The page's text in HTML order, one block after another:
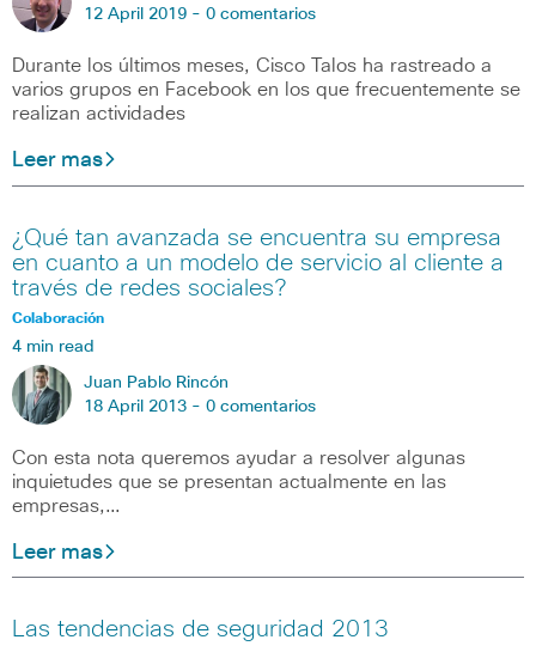
12 April 2019 - 0 comentarios
Durante los últimos meses, Cisco Talos ha rastreado a
varios grupos en Facebook en los que frecuentemente se
realizan actividades
Leer mas
¿Qué tan avanzada se encuentra su empresa
en cuanto a un modelo de servicio al cliente a
través de redes sociales?
Colaboración
4 min read
Juan Pablo Rincón
18 April 2013 - 0 comentarios
Con esta nota queremos ayudar a resolver algunas
inquietudes que se presentan actualmente en las
empresas,…
Leer mas
Las tendencias de seguridad 2013